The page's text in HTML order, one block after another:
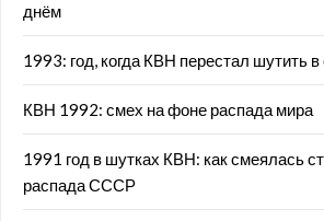
днём
1993: год, когда КВН перестал шутить в
КВН 1992: смех на фоне распада мира
1991 год в шутках КВН: как смеялась
распада СССР